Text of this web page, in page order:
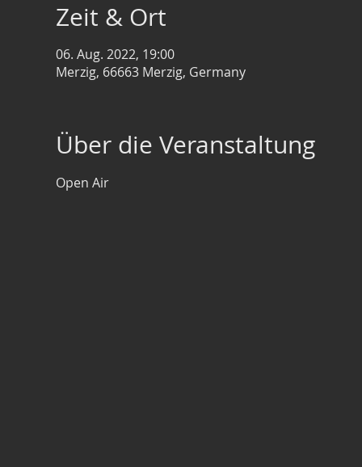
Zeit & Ort
06. Aug. 2022, 19:00
Merzig, 66663 Merzig, Germany
Über die Veranstaltung
Open Air